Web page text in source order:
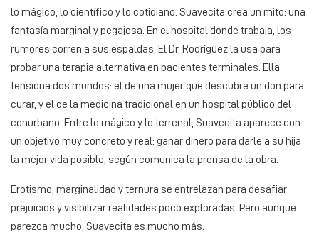
lo mágico, lo científico y lo cotidiano. Suavecita crea un mito: una
fantasía marginal y pegajosa. En el hospital donde trabaja, los
rumores corren a sus espaldas. El Dr. Rodríguez la usa para
probar una terapia alternativa en pacientes terminales. Ella
tensiona dos mundos: el de una mujer que descubre un don para
curar, y el de la medicina tradicional en un hospital público del
conurbano. Entre lo mágico y lo terrenal, Suavecita aparece con
un objetivo muy concreto y real: ganar dinero para darle a su hija
la mejor vida posible, según comunica la prensa de la obra.
Erotismo, marginalidad y ternura se entrelazan para desafiar
prejuicios y visibilizar realidades poco exploradas. Pero aunque
parezca mucho, Suavecita es mucho más.